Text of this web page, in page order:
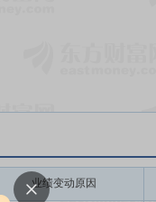
业绩变动原因